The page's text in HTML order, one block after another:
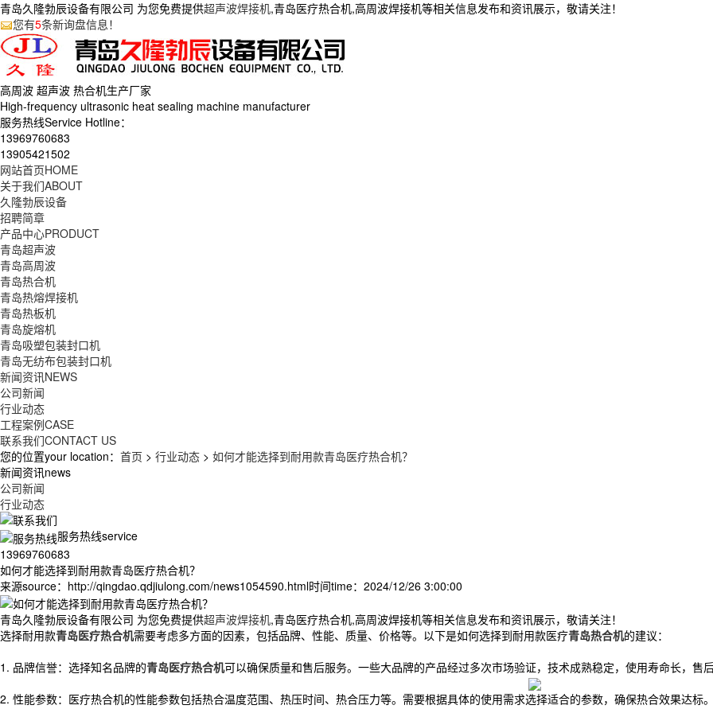
青岛久隆勃辰设备有限公司 为您免费提供超声波焊接机,青岛医疗热合机,高周波焊接机等相关信息发布和资讯展示，敬请关注！
您有5条新询盘信息！
高周波 超声波 热合机生产厂家
High-frequency ultrasonic heat sealing machine manufacturer
服务热线Service Hotline：
13969760683
13905421502
网站首页HOME
关于我们ABOUT
久隆勃辰设备
招聘简章
产品中心PRODUCT
青岛超声波
青岛高周波
青岛热合机
青岛热熔焊接机
青岛热板机
青岛旋熔机
青岛吸塑包装封口机
青岛无纺布包装封口机
新闻资讯NEWS
公司新闻
行业动态
工程案例CASE
联系我们CONTACT US
您的位置your location： 首页 > 行业动态 > 如何才能选择到耐用款青岛医疗热合机？
新闻资讯news
公司新闻
行业动态
服务热线service
13969760683
如何才能选择到耐用款青岛医疗热合机？
来源source：http://qingdao.qdjiulong.com/news1054590.html时间time：2024/12/26 3:00:00
青岛久隆勃辰设备有限公司 为您免费提供超声波焊接机,青岛医疗热合机,高周波焊接机等相关信息发布和资讯展示，敬请关注！
选择耐用款青岛医疗热合机需要考虑多方面的因素，包括品牌、性能、质量、价格等。以下是如何选择到耐用款医疗青岛热合机的建议：
1. 品牌信誉：选择知名品牌的青岛医疗热合机可以确保质量和售后服务。一些大品牌的产品经过多次市场验证，技术成熟稳定，使用寿命长，售后
2. 性能参数：医疗热合机的性能参数包括热合温度范围、热压时间、热合压力等。需要根据具体的使用需求选择适合的参数，确保热合效果达标。